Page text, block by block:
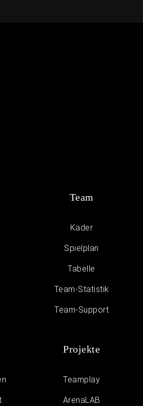
Team
Kader
Spielplan
Tabelle
Team-Statistik
Team-Support
Projekte
Teamplay
ArenaLAB